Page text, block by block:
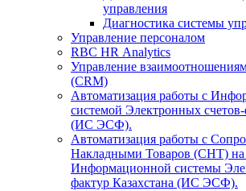
управления
Диагностика системы
Управление персоналом
RBC HR Аnalytics
Управление
(СRM)
Автоматизация работы с
системой Электронных счетов-
(ИС ЭСФ).
Автоматизация работы с
Накладными Товаров (СНТ) на
Информационной системы
фактур Казахстана (ИС ЭСФ).